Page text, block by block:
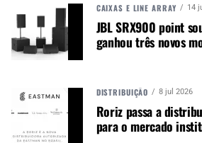
Autor:Redação
promover e divulgar
negócios para o
indústria de áudio
CAIXAS E LINE ARRAY 14
JBL SRX900 point
ganhou três novos
DISTRIBUIÇÃO 8 jul 2026
Roriz passa a
para o mercado